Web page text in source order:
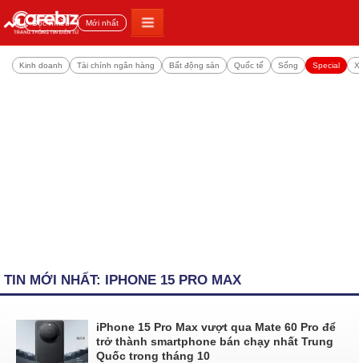
Đọc nhiều Mới nhất
Kinh doanh Tài chính ngân hàng Bất động sản Quốc tế Sống Special
TIN MỚI NHẤT: IPHONE 15 PRO MAX
iPhone 15 Pro Max vượt qua Mate 60 Pro để
trở thành smartphone bán chạy nhất Trung
Quốc trong tháng 10